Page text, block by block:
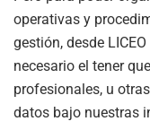
operativas y
gestión, desde
necesario el tener
profesionales, u
datos bajo nuestras